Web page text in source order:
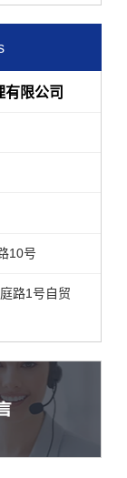
有限公司
10号
路1号自贸